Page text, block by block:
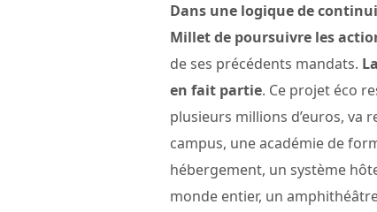
Dans une logique de
Millet de poursuivre les
de ses précédents mandats.
en fait partie. Ce projet éco
plusieurs millions d’euros, va
campus, une académie de
hébergement, un système
monde entier, un